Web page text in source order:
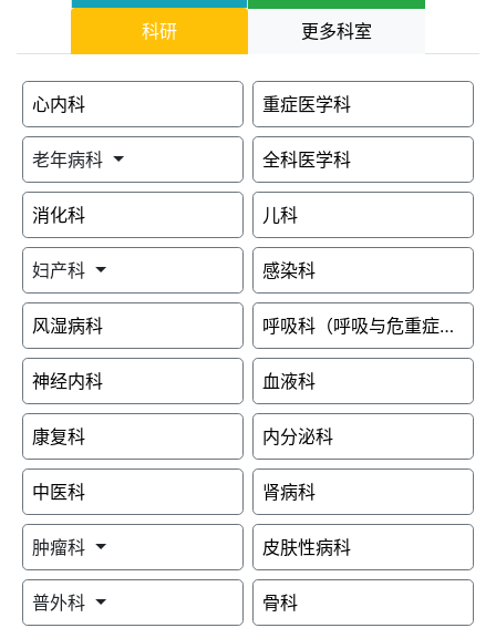
科研 更多科室
心内科 重症医学科
老年病科 全科医学科
消化科 儿科
妇产科 感染科
风湿病科
神经内科 血液科
康复科 内分泌科
中医科 肾病科
肿瘤科 皮肤性病科
普外科 骨科